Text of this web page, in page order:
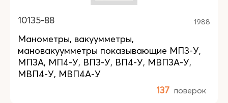
10135-88 1988
Манометры, вакуумметры,
мановакуумметры показывающие МП3-У,
МП3А, МП4-У, ВП3-У, ВП4-У, МВП3А-У,
МВП4-У, МВП4А-У
137 поверок